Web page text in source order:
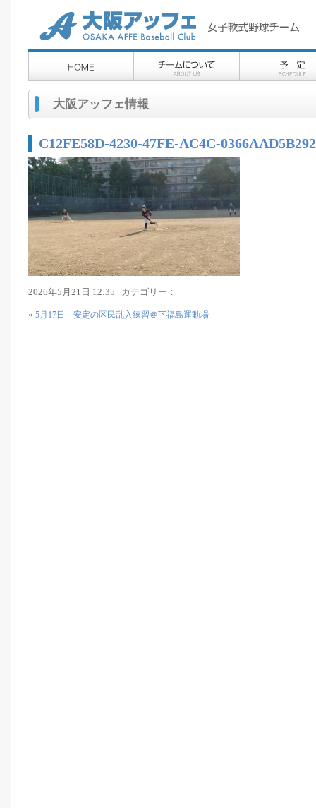
大阪アッフェ情報
C12FE58D-4230-47FE-AC4C-0366AAD5B292
2026年5月21日 12:35 | カテゴリー：
« 5月17日 安定の区民乱入練習＠下福島運動場